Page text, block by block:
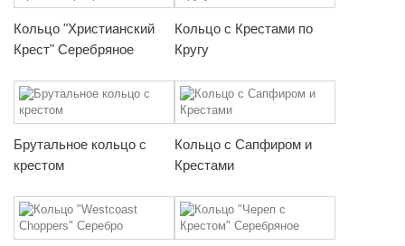
Кольцо "Христианский
Крест" Серебряное
Кольцо с Крестами по
Кругу
Брутальное кольцо с
крестом
Кольцо с Сапфиром и
Крестами